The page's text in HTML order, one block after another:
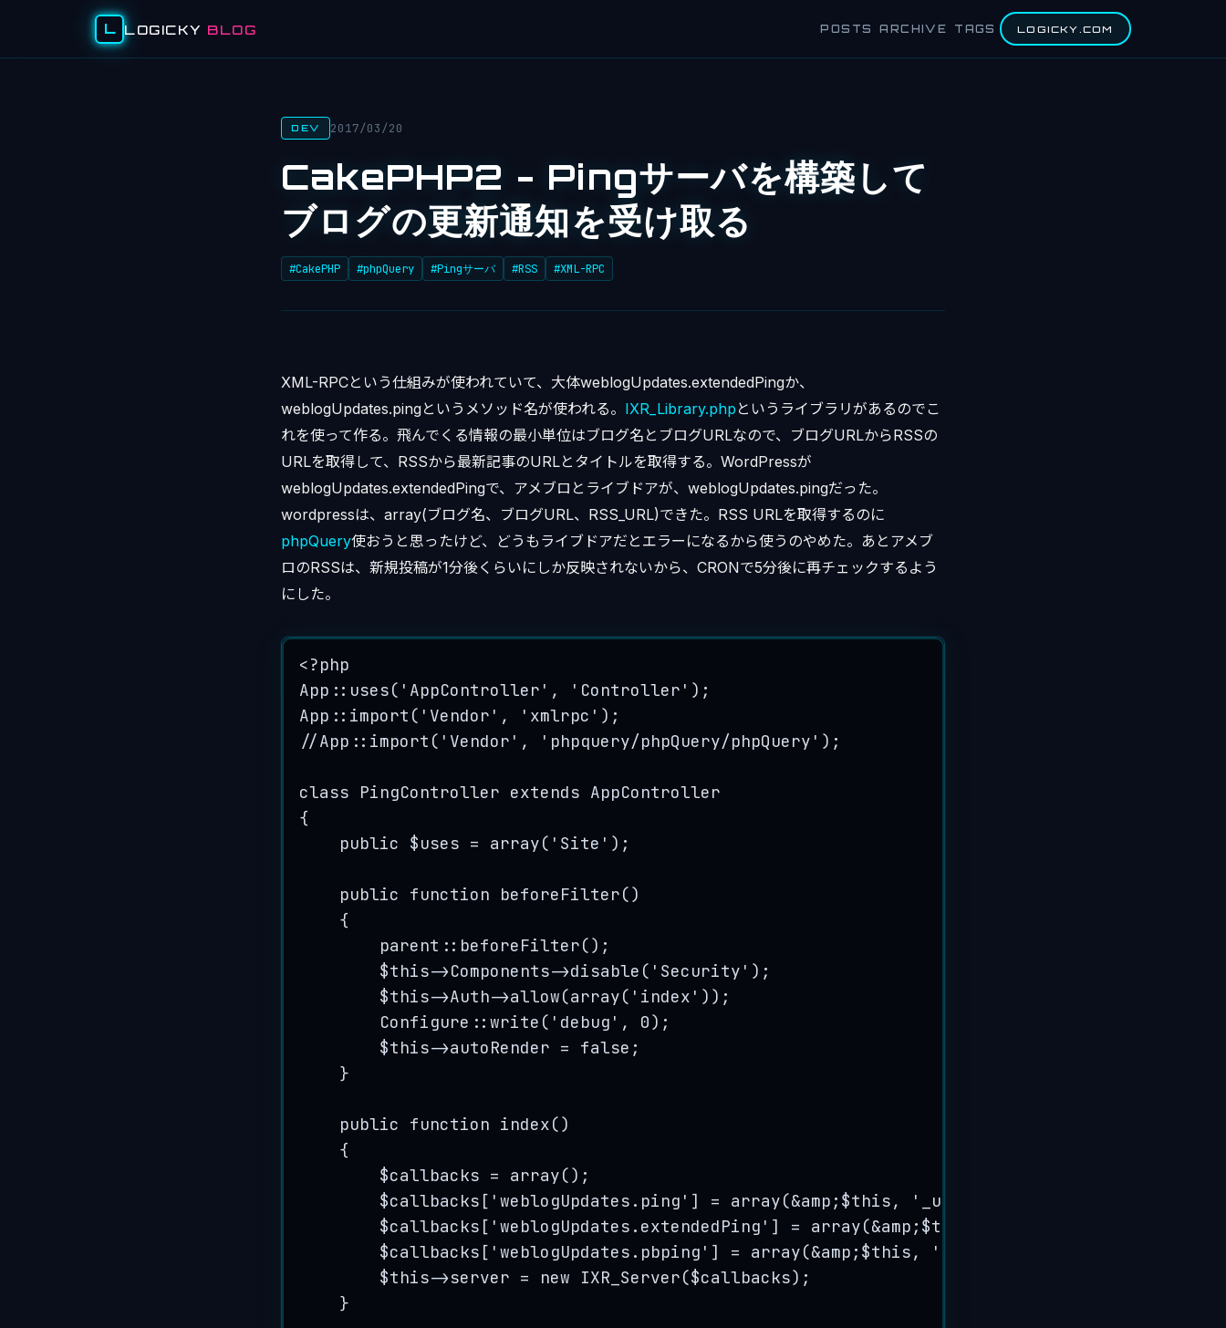
L LOGICKY BLOG POSTS ARCHIVE TAGS LOGICKY.COM
DEV 2017/03/20
CakePHP2 - Pingサーバを構築して
ブログの更新通知を受け取る
#CakePHP #phpQuery #Pingサーバ #RSS #XML-RPC
XML-RPCという仕組みが使われていて、大体weblogUpdates.extendedPingか、
weblogUpdates.pingというメソッド名が使われる。 IXR_Library.php というライブラリがあるのでこ
れを使って作る。飛んでくる情報の最小単位はブログ名とブログURLなので、ブログURLからRSSの
URLを取得して、RSSから最新記事のURLとタイトルを取得する。WordPressが
weblogUpdates.extendedPingで、アメブロとライブドアが、weblogUpdates.pingだった。
wordpressは、array(ブログ名、ブログURL、RSS_URL)できた。RSS URLを取得するのに
phpQuery使おうと思ったけど、どうもライブドアだとエラーになるから使うのやめた。あとアメブ
ロのRSSは、新規投稿が1分後くらいにしか反映されないから、CRONで5分後に再チェックするよう
にした。
<?php
App :: uses( ' AppController ' , ' Controller ' );
App :: import ( ' Vendor ' , ' xmlrpc ' );
//App::import('Vendor', 'phpquery/phpQuery/phpQuery');
class PingController extends AppController
{
public
$uses = array( ' Site ' );
public function beforeFilter()
{
parent :: beforeFilter();
$this->Components->disable ( ' Security ' );
$this->Auth->allow(array( ' index ' ));
Configure ::write ( ' debug ' , 0);
$this->autoRender = false ;
}
public function index()
{
$callbacks = array();
$callbacks [ 'weblogUpdates.ping ' ] = array(&amp ; $this, ' _updates
$callbacks [ 'weblogUpdates.extendedPing ' ] = array(&amp ; $this
$callbacks [ 'weblogUpdates.pbping ' ] = array(&amp ; $this, '
$this->server = new IXR_Server($callbacks);
}